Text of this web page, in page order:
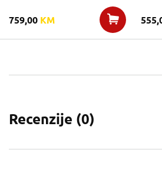
759,00 KM
Recenzije (0)